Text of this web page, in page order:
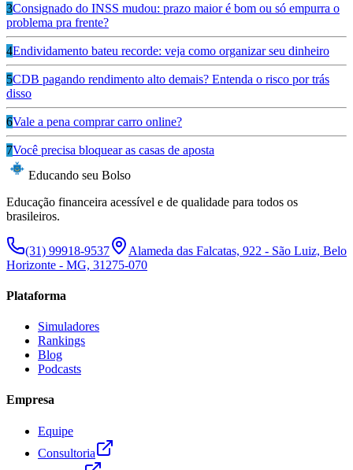
3Consignado do INSS mudou: prazo maior é bom ou só empurra o
problema pra frente?
4Endividamento bateu recorde: veja como organizar seu dinheiro
5CDB pagando rendimento alto demais? Entenda o risco por trás
disso
6Vale a pena comprar carro online?
7Você precisa bloquear as casas de aposta
Educando seu Bolso
Educação financeira acessível e de qualidade para todos os
brasileiros.
(31) 99918-9537
Alameda das Falcatas, 922 - São Luiz, Belo
Horizonte - MG, 31275-070
Plataforma
Simuladores
Rankings
Blog
Podcasts
Empresa
Equipe
Consultoria